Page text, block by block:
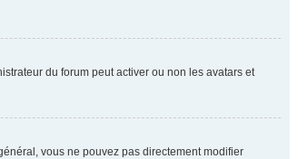
du forum peut activer ou non les avatars et
vous ne pouvez pas directement modifier